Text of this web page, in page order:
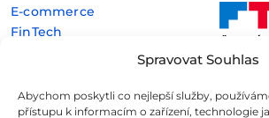
Spravovat Souhlas
Abychom poskytli co nejlepší služby,
přístupu k informacím o zařízení, technologie
E-commerce
FinTech
Technologie